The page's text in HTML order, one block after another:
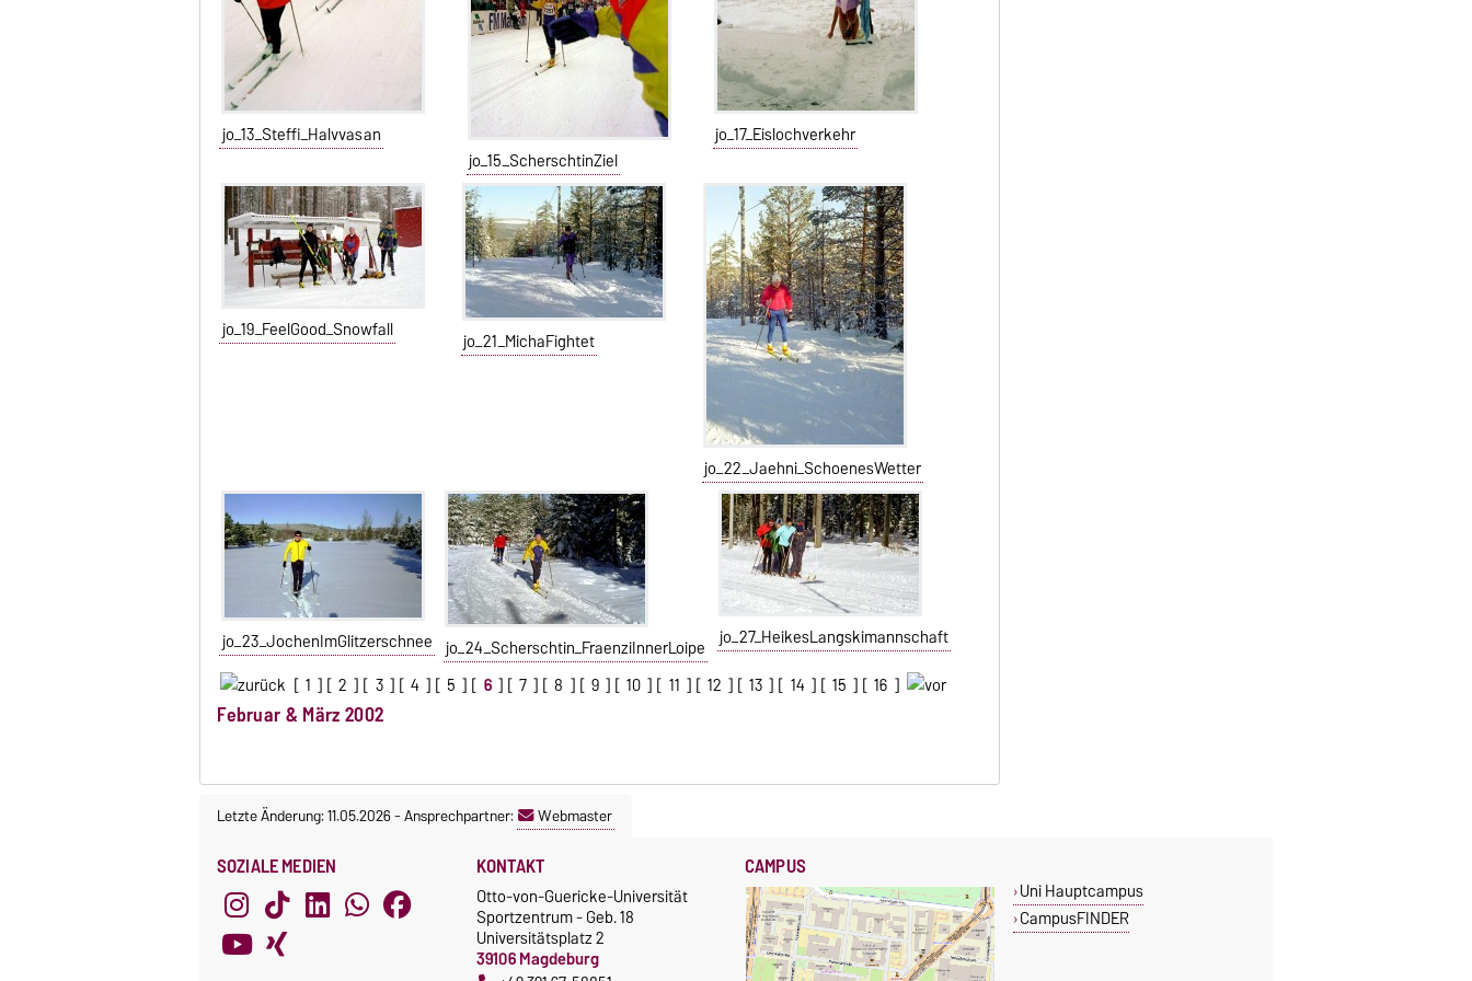
jo_13_Steffi_Halvvasan
jo_15_ScherschtinZiel
jo_17_Eislochverkehr
jo_19_FeelGood_Snowfall jo_21_MichaFightet
jo_22_Jaehni_SchoenesWetter
jo_23_JochenImGlitzerschnee jo_24_Scherschtin_FraenziInnerLoipe
jo_27_HeikesLangskimannschaft
[ 1 ] [ 2 ] [ 3 ] [ 4 ] [ 5 ] [ 6 ] [ 7 ] [ 8 ] [ 9 ] [ 10 ] [ 11 ] [ 12 ] [ 13 ] [ 14 ] [ 15 ] [ 16 ]
Februar & März 2002
Letzte Änderung: 11.05.2026-Ansprechpartner: Webmaster
SOZIALE MEDIEN KONTAKT
Otto-von-Guericke-Universität
Sportzentrum - Geb. 18
Universitätsplatz 2
39106 Magdeburg
CAMPUS
Uni Hauptcampus
CampusFINDER